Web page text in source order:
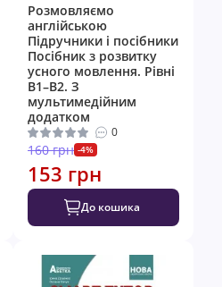
Розмовляємо
англійською
Пiдручники i посiбники
Посібник з розвитку
усного мовлення. Рівні
B1–B2. З
мультимедійним
додатком
0
160 грн -4%
153 грн
До кошика